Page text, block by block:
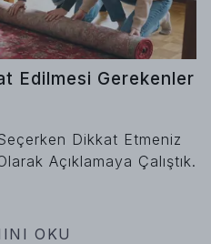
Edilmesi Gerekenler
Dikkat Etmeniz
Açıklamaya Çalıştık.
OKU